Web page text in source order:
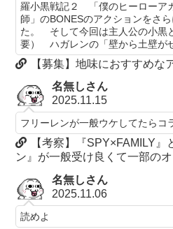
羅小黒戦記２ 「僕のヒーローア
師」のBONESのアクションをさ
た。 そして今回は主人公の小黒
要） ハガレンの「壁から土壁が
【募集】地味におすすめな
名無しさん
2025.11.15
フリーレンが一般ウケしてたらコ
【考察】『SPY×FAMILY
ン』が一般受け良くて一部の
名無しさん
2025.11.06
読めよ